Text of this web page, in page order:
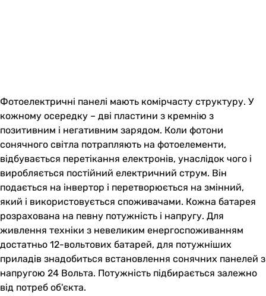
Фотоелектричні панелі мають комірчасту структуру. У
кожному осередку – дві пластини з кремнію з
позитивним і негативним зарядом. Коли фотони
сонячного світла потрапляють на фотоелементи,
відбувається перетікання електронів, унаслідок чого і
виробляється постійний електричний струм. Він
подається на інвертор і перетворюється на змінний,
який і використовується споживачами. Кожна батарея
розрахована на певну потужність і напругу. Для
живлення техніки з невеликим енергоспоживанням
достатньо 12-вольтових батарей, для потужніших
приладів знадобиться встановлення сонячних панелей з
напругою 24 Вольта. Потужність підбирається залежно
від потреб об'єкта.